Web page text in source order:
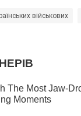
військових